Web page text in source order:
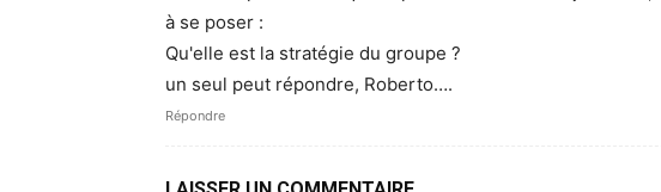
à se poser :
Qu'elle est la stratégie du groupe ?
un seul peut répondre, Roberto….
Répondre